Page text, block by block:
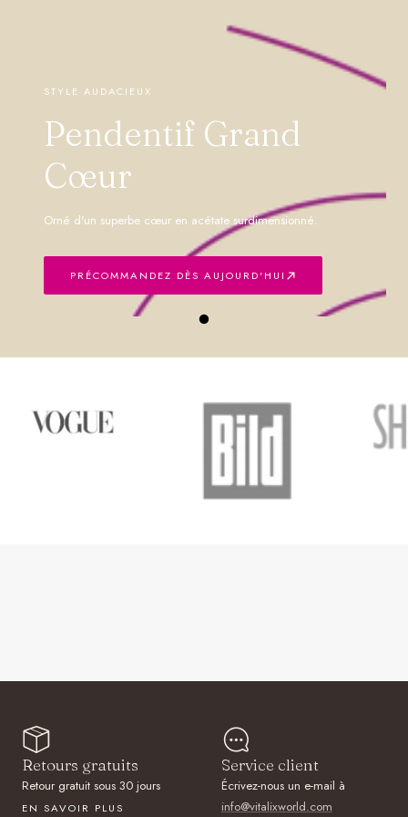
STYLE AUDACIEUX
Pendentif Grand
Cœur
Orné d'un superbe cœur en acétate surdimensionné.
PRÉCOMMANDEZ DÈS AUJOURD'HUI
Retours gratuits
Retour gratuit sous 30 jours
EN SAVOIR PLUS
Service client
Écrivez-nous un e-mail à
info@vitalixworld.com